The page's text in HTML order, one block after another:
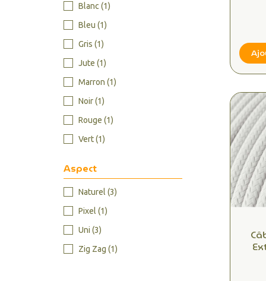
Blanc (1)
Bleu (1)
Gris (1)
Jute (1)
Marron (1)
Noir(1)
Rouge (1)
Vert(1)
Aspect
Naturel (3)
Pixel (1)
Uni (3)
Zig Zag (1)